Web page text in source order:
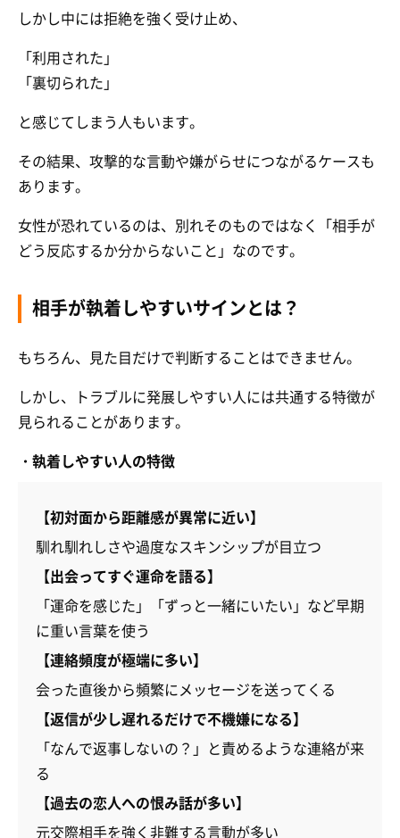
しかし中には拒絶を強く受け止め、
「利用された」
「裏切られた」
と感じてしまう人もいます。
その結果、攻撃的な言動や嫌がらせにつながるケースも
あります。
女性が恐れているのは、別れそのものではなく「相手が
どう反応するか分からないこと」なのです。
相手が執着しやすいサインとは？
もちろん、見た目だけで判断することはできません。
しかし、トラブルに発展しやすい人には共通する特徴が
見られることがあります。
・執着しやすい人の特徴
【初対面から距離感が異常に近い】
馴れ馴れしさや過度なスキンシップが目立つ
【出会ってすぐ運命を語る】
「運命を感じた」「ずっと一緒にいたい」など早期
に重い言葉を使う
【連絡頻度が極端に多い】
会った直後から頻繁にメッセージを送ってくる
【返信が少し遅れるだけで不機嫌になる】
「なんで返事しないの？」と責めるような連絡が来
る
【過去の恋人への恨み話が多い】
元交際相手を強く非難する言動が多い